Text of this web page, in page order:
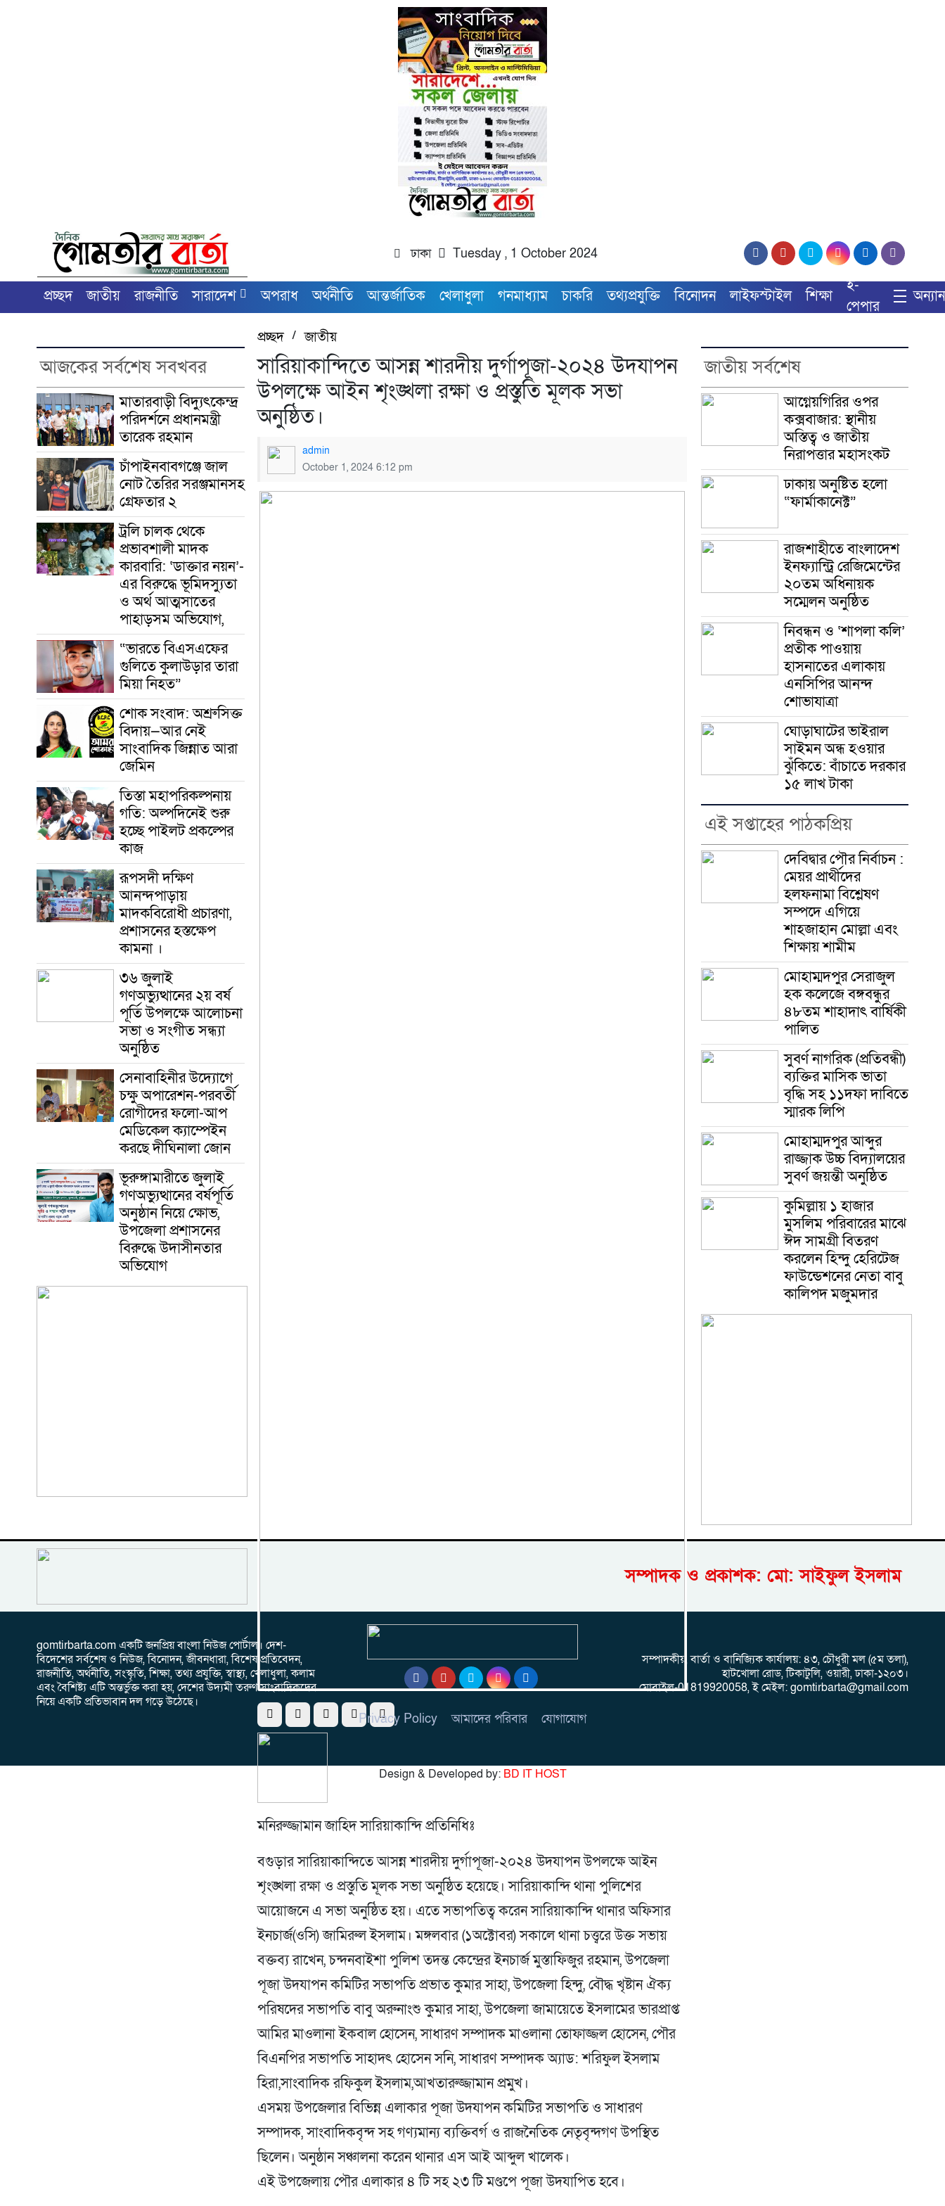
ঢাকা Tuesday , 1 October 2024
প্রচ্ছদ জাতীয় রাজনীতি সারাদেশ অপরাধ অর্থনীতি আন্তর্জাতিক খেলাধুলা গনমাধ্যাম চাকরি তথ্যপ্রযুক্তি বিনোদন লাইফস্টাইল শিক্ষা
ই-
পেপার
আজকের সর্বশেষ সবখবর
মাতারবাড়ী বিদ্যুৎকেন্দ্র
পরিদর্শনে প্রধানমন্ত্রী
তারেক রহমান
চাঁপাইনবাবগঞ্জে জাল
নোট তৈরির সরঞ্জমানসহ
গ্রেফতার ২
ট্রলি চালক থেকে
প্রভাবশালী মাদক
কারবারি: ‘ডাক্তার নয়ন’-
এর বিরুদ্ধে ভূমিদস্যুতা
ও অর্থ আত্মসাতের
পাহাড়সম অভিযোগ,
“ভারতে বিএসএফের
গুলিতে কুলাউড়ার তারা
মিয়া নিহত”
শোক সংবাদ: অশ্রুসিক্ত
বিদায়—আর নেই
সাংবাদিক জিন্নাত আরা
জেমিন
তিস্তা মহাপরিকল্পনায়
গতি: অল্পদিনেই শুরু
হচ্ছে পাইলট প্রকল্পের
কাজ
রূপসদী দক্ষিণ
আনন্দপাড়ায়
মাদকবিরোধী প্রচারণা,
প্রশাসনের হস্তক্ষেপ
কামনা ‎।
৩৬ জুলাই
গণঅভ্যুত্থানের ২য় বর্ষ
পূর্তি উপলক্ষে আলোচনা
সভা ও সংগীত সন্ধ্যা
অনুষ্ঠিত
সেনাবাহিনীর উদ্যোগে
চক্ষু অপারেশন-পরবর্তী
রোগীদের ফলো-আপ
মেডিকেল ক্যাম্পেইন
করছে দীঘিনালা জোন
ভূরুঙ্গামারীতে জুলাই
গণঅভ্যুত্থানের বর্ষপূর্তি
অনুষ্ঠান নিয়ে ক্ষোভ,
উপজেলা প্রশাসনের
বিরুদ্ধে উদাসীনতার
অভিযোগ
প্রচ্ছদ/জাতীয়
সারিয়াকান্দিতে আসন্ন শারদীয় দুর্গাপূজা-২০২৪ উদযাপন
উপলক্ষে আইন শৃংঙ্খলা রক্ষা ও প্রস্তুতি মূলক সভা
অনুষ্ঠিত।
admin
October 1, 2024 6:12 pm
মনিরুজ্জামান জাহিদ সারিয়াকান্দি প্রতিনিধিঃ
বগুড়ার সারিয়াকান্দিতে আসন্ন শারদীয় দুর্গাপূজা-২০২৪ উদযাপন উপলক্ষে আইন
শৃংঙ্খলা রক্ষা ও প্রস্তুতি মূলক সভা অনুষ্ঠিত হয়েছে। সারিয়াকান্দি থানা পুলিশের
আয়োজনে এ সভা অনুষ্ঠিত হয়। এতে সভাপতিত্ব করেন সারিয়াকান্দি থানার অফিসার
ইনচার্জ(ওসি) জামিরুল ইসলাম। মঙ্গলবার (১অক্টোবর) সকালে থানা চত্ত্বরে উক্ত সভায়
বক্তব্য রাখেন, চন্দনবাইশা পুলিশ তদন্ত কেন্দ্রের ইনচার্জ মুস্তাফিজুর রহমান, উপজেলা
পূজা উদযাপন কমিটির সভাপতি প্রভাত কুমার সাহা, উপজেলা হিন্দু, বৌদ্ধ খৃষ্টান ঐক্য
পরিষদের সভাপতি বাবু অরুনাংশু কুমার সাহা, উপজেলা জামায়েতে ইসলামের ভারপ্রাপ্ত
আমির মাওলানা ইকবাল হোসেন, সাধারণ সম্পাদক মাওলানা তোফাজ্জল হোসেন, পৌর
বিএনপির সভাপতি সাহাদৎ হোসেন সনি, সাধারণ সম্পাদক অ্যাড: শরিফুল ইসলাম
হিরা,সাংবাদিক রফিকুল ইসলাম,আখতারুজ্জামান প্রমুখ।
এসময় উপজেলার বিভিন্ন এলাকার পূজা উদযাপন কমিটির সভাপতি ও সাধারণ
সম্পাদক, সাংবাদিকবৃন্দ সহ গণ্যমান্য ব্যক্তিবর্গ ও রাজনৈতিক নেতৃবৃন্দগণ উপস্থিত
ছিলেন। অনুষ্ঠান সঞ্চালনা করেন থানার এস আই আব্দুল খালেক।
এই উপজেলায় পৌর এলাকার ৪ টি সহ ২৩ টি মণ্ডপে পূজা উদযাপিত হবে।
জাতীয় সর্বশেষ
আগ্নেয়গিরির ওপর
কক্সবাজার: স্থানীয়
অস্তিত্ব ও জাতীয়
নিরাপত্তার মহাসংকট
ঢাকায় অনুষ্টিত হলো
“ফার্মাকানেক্ট”
রাজশাহীতে বাংলাদেশ
ইনফ্যান্ট্রি রেজিমেন্টের
২০তম অধিনায়ক
সম্মেলন অনুষ্ঠিত
নিবন্ধন ও ‘শাপলা কলি’
প্রতীক পাওয়ায়
হাসনাতের এলাকায়
এনসিপির আনন্দ
শোভাযাত্রা
ঘোড়াঘাটের ভাইরাল
সাইমন অন্ধ হওয়ার
ঝুঁকিতে: বাঁচাতে দরকার
১৫ লাখ টাকা
এই সপ্তাহের পাঠকপ্রিয়
দেবিদ্বার পৌর নির্বাচন :
মেয়র প্রার্থীদের
হলফনামা বিশ্লেষণ
সম্পদে এগিয়ে
শাহজাহান মোল্লা এবং
শিক্ষায় শামীম
মোহাম্মদপুর সেরাজুল
হক ক‌লে‌জে বঙ্গবন্ধুর
৪৮তম শাহাদাৎ বা‌র্ষিকী
পা‌লিত
সুবর্ণ নাগরিক (প্রতিবন্ধী)
ব্যক্তির মাসিক ভাতা
বৃদ্ধি সহ ১১দফা দাবিতে
স্মারক লিপি
মোহাম্মদপুর আব্দুর
রাজ্জাক উচ্চ বিদ্যালয়ের
সুবর্ণ জয়ন্তী অনুষ্ঠিত
কুমিল্লায় ১ হাজার
মুসলিম পরিবারের মাঝে
ঈদ সামগ্রী বিতরণ
করলেন হিন্দু হেরিটেজ
ফাউন্ডেশনের নেতা বাবু
কালিপদ মজুমদার
সম্পাদক ও প্রকাশক: মো: সাইফুল ইসলাম
gomtirbarta.com একটি জনপ্রিয় বাংলা নিউজ পোর্টাল। দেশ-
বিদেশের সর্বশেষ ও নিউজ, বিনোদন, জীবনধারা, বিশেষ প্রতিবেদন,
রাজনীতি, অর্থনীতি, সংস্কৃতি, শিক্ষা, তথ্য প্রযুক্তি, স্বাস্থ্য, খেলাধুলা, কলাম
এবং বৈশিষ্ট্য এটি অন্তর্ভুক্ত করা হয়, দেশের উদ্যমী তরুণ সাংবাদিকদের
নিয়ে একটি প্রতিভাবান দল গড়ে উঠেছে।
Privacy Policy আমাদের পরিবার যোগাযোগ
সম্পাদকীয়, বার্তা ও বানিজ্যিক কার্যালয়: ৪৩, চৌধুরী মল (৫ম তলা),
হাটখোলা রোড, টিকাটুলি, ওয়ারী, ঢাকা-১২০৩।
মোবাইল-01819920058, ই মেইল: gomtirbarta@gmail.com
Design & Developed by: BD IT HOST